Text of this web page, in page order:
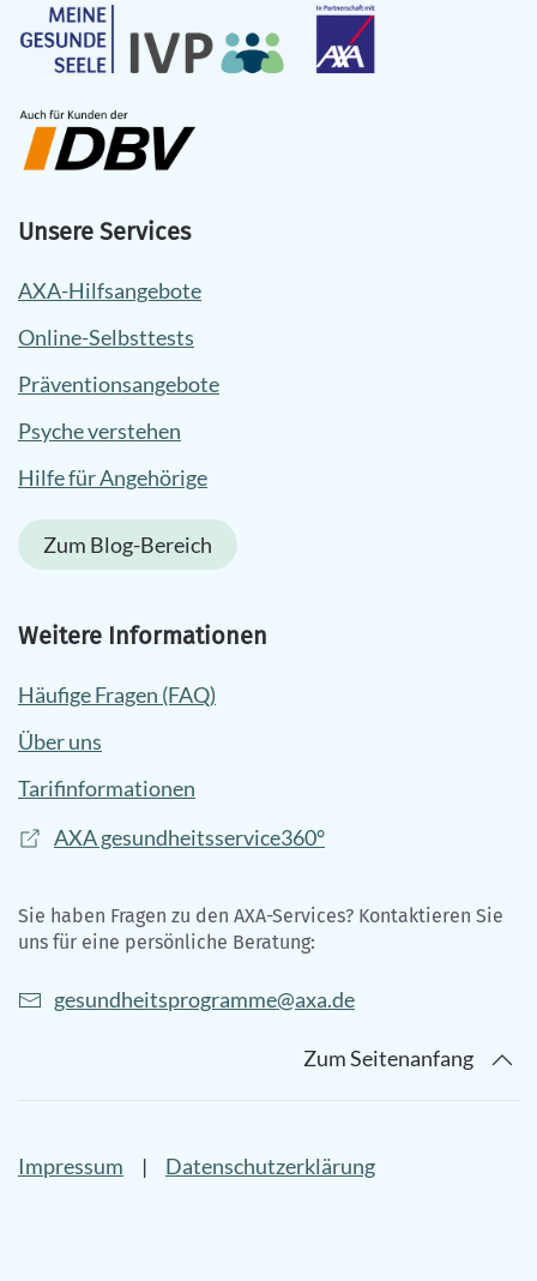
Unsere Services
AXA-Hilfsangebote
Online-Selbsttests
Präventionsangebote
Psyche verstehen
Hilfe für Angehörige
Zum Blog-Bereich
Weitere Informationen
Häufige Fragen (FAQ)
Über uns
Tarifinformationen
AXA gesundheitsservice360°
Sie haben Fragen zu den AXA-Services? Kontaktieren Sie
uns für eine persönliche Beratung:
gesundheitsprogramme@axa.de
Zum Seitenanfang
Impressum | Datenschutzerklärung